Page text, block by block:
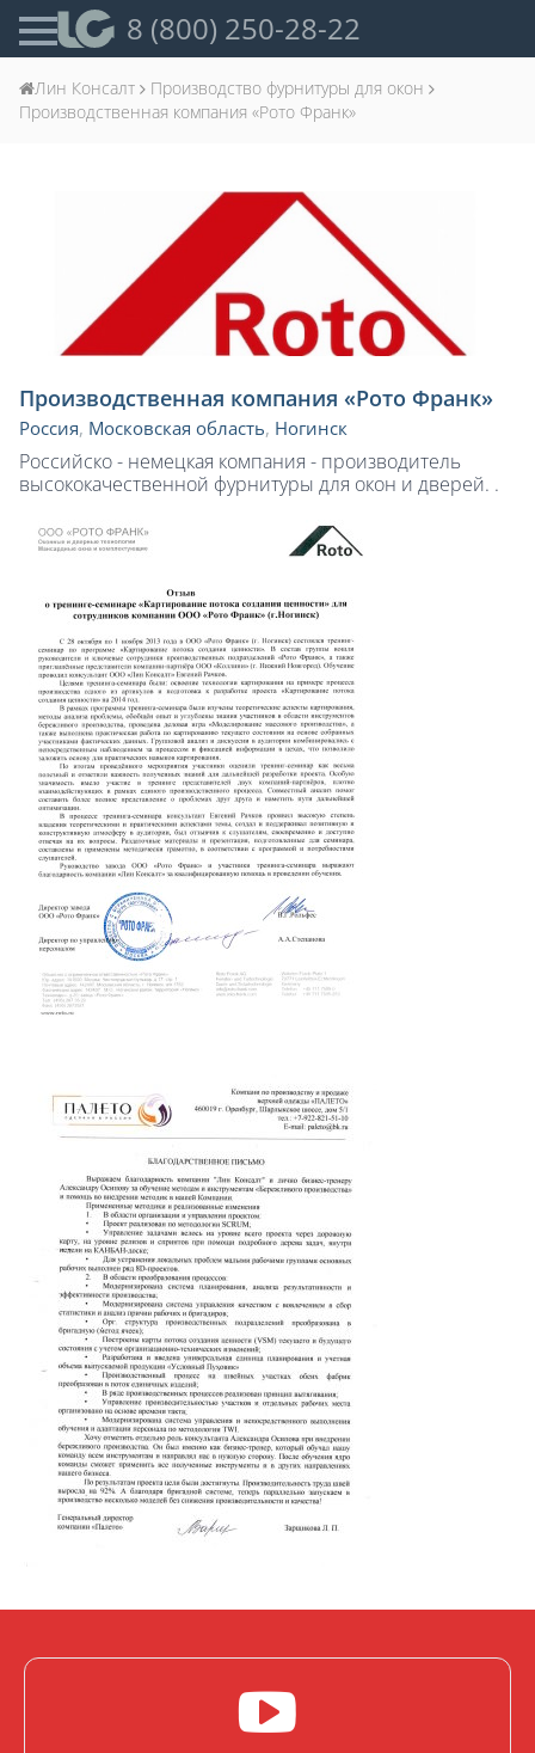
8 (800) 250-28-22
Лин Консалт
Производство фурнитуры для окон
Производственная компания «Рото Франк»
Производственная компания «Рото Франк»
Россия, Московская область, Ногинск
Российско - немецкая компания - производитель
высококачественной фурнитуры для окон и дверей. .